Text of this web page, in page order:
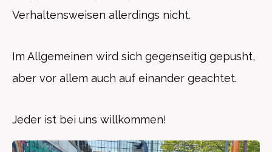
Verhaltensweisen allerdings nicht.
Im Allgemeinen wird sich gegenseitig gepusht,
aber vor allem auch auf einander geachtet.
Jeder ist bei uns willkommen!